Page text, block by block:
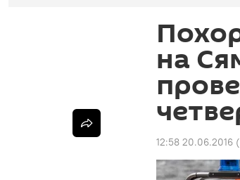
на
12:58 20.06.2016